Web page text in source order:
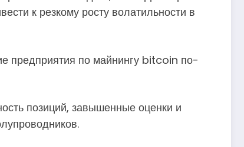
к резкому росту волатильности в
предприятия по майнингу bitcoin по-
позиций, завышенные оценки и